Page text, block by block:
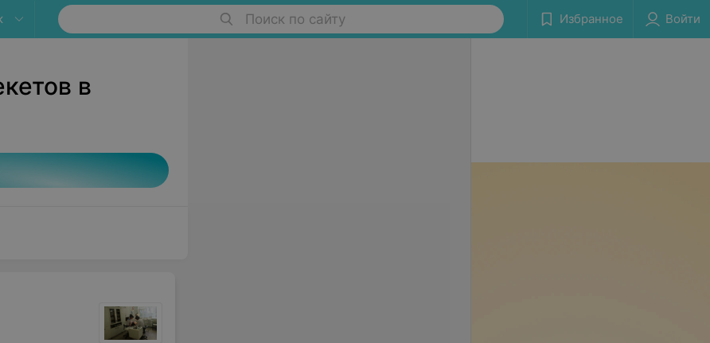
Поиск по сайту Избранное Войти
в